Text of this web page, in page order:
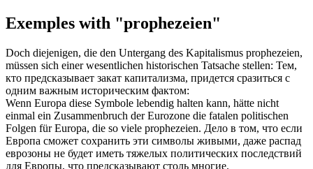
Exemples with "prophezeien"
Doch diejenigen, die den Untergang des Kapitalismus prophezeien,
müssen sich einer wesentlichen historischen Tatsache stellen: Тем,
кто предсказывает закат капитализма, придется сразиться с
одним важным историческим фактом:
Wenn Europa diese Symbole lebendig halten kann, hätte nicht
einmal ein Zusammenbruch der Eurozone die fatalen politischen
Folgen für Europa, die so viele prophezeien. Дело в том, что если
Европа сможет сохранить эти символы живыми, даже распад
еврозоны не будет иметь тяжелых политических последствий
для Европы, что предсказывают столь многие.